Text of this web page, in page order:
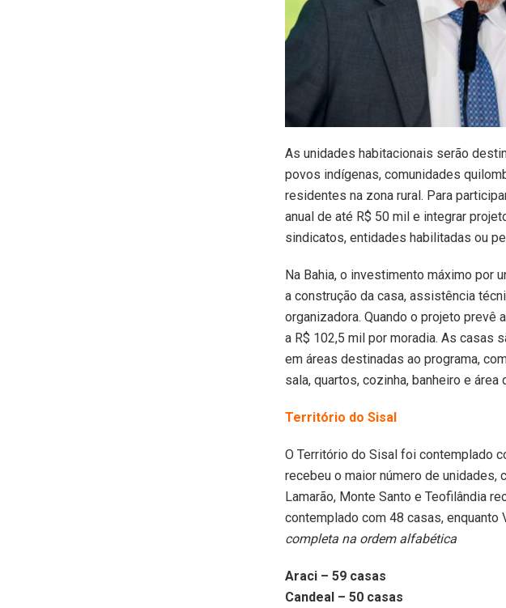
As unidades habitacionais serão
povos indígenas, comunidades
residentes na zona rural. Para
anual de até R$ 50 mil e integrar
sindicatos, entidades habilitadas ou
Na Bahia, o investimento máximo por
a construção da casa, assistência
organizadora. Quando o projeto prevê
a R$ 102,5 mil por moradia. As casas
em áreas destinadas ao programa,
sala, quartos, cozinha, banheiro e área
Território do Sisal
O Território do Sisal foi contemplado
recebeu o maior número de unidades,
Lamarão, Monte Santo e Teofilândia
contemplado com 48 casas, enquanto
completa na ordem alfabética
Araci – 59 casas
Candeal – 50 casas